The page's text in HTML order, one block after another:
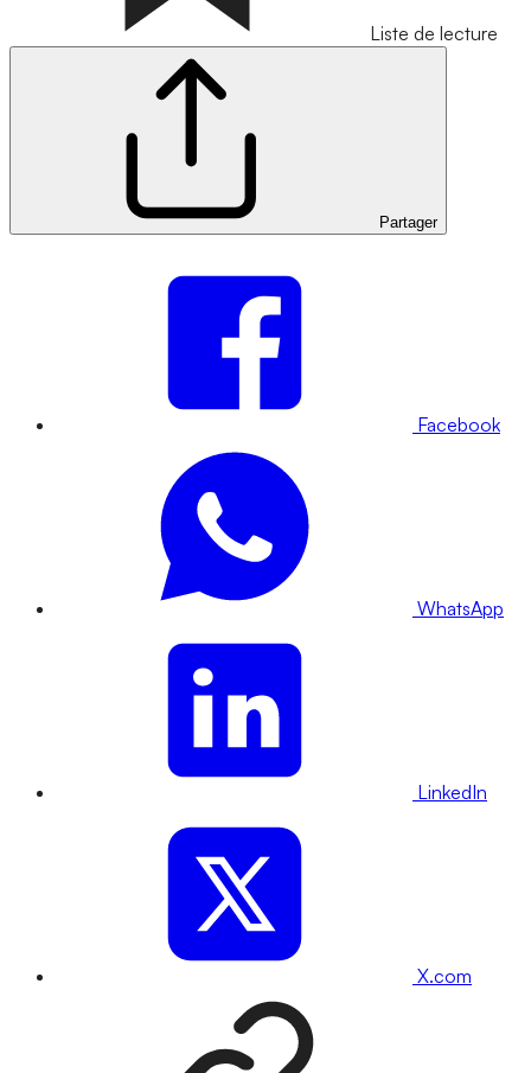
Liste de lecture
Partager
Facebook
WhatsApp
LinkedIn
X.com